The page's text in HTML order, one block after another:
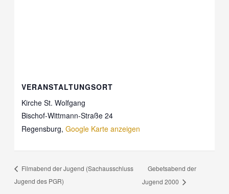
VERANSTALTUNGSORT
Kirche St. Wolfgang
Bischof-Wittmann-Straße 24
Regensburg, Google Karte anzeigen
Filmabend der Jugend (Sachausschluss
Jugend des PGR)
Gebetsabend der
Jugend 2000